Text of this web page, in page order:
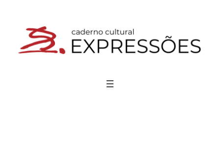
conteúdo